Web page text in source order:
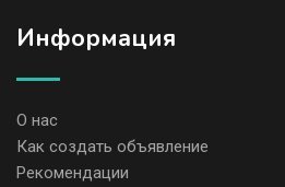
Информация
О нас
Как создать объявление
Рекомендации